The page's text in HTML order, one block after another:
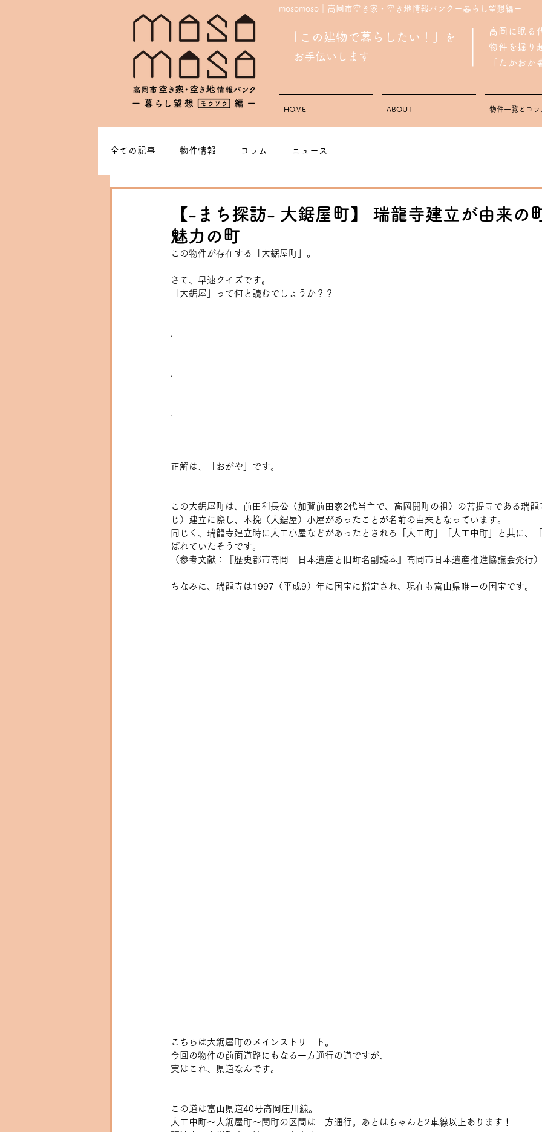
mosomoso｜高岡市空き家・空き地情報バンクー暮らし望想編ー
「この建物で暮らしたい！」
を
お手伝いします
高岡に眠る
物件を掘り
「たかおか
HOME ABOUT 物件一覧とコラ
全ての記事 物件情報 コラム ニュース
【-まち探訪- 大鋸屋町】 瑞龍寺建立が由来の
魅力の町
この物件が存在する「大鋸屋町」。
さて、早速クイズです。
「大鋸屋」って何と読むでしょうか？？
.
.
.
正解は、「おがや」です。
この大鋸屋町は、前田利長公（加賀前田家2代当主で、高岡開町の祖）の菩提寺である瑞龍
じ）建立に際し、木挽（大鋸屋）小屋があったことが名前の由来となっています。
同じく、瑞龍寺建立時に大工小屋などがあったとされる「大工町」「大工中町」と共に、
ばれていたそうです。
（参考文献：『歴史都市高岡　日本遺産と旧町名副読本』高岡市日本遺産推進協議会発行）
ちなみに、瑞龍寺は1997（平成9）年に国宝に指定され、現在も富山県唯一の国宝です。
こちらは大鋸屋町のメインストリート。
今回の物件の前面道路にもなる一方通行の道ですが、
実はこれ、県道なんです。
この道は富山県道40号高岡庄川線。
大工中町～大鋸屋町～関町の区間は一方通行。あとはちゃんと2車線以上あります！